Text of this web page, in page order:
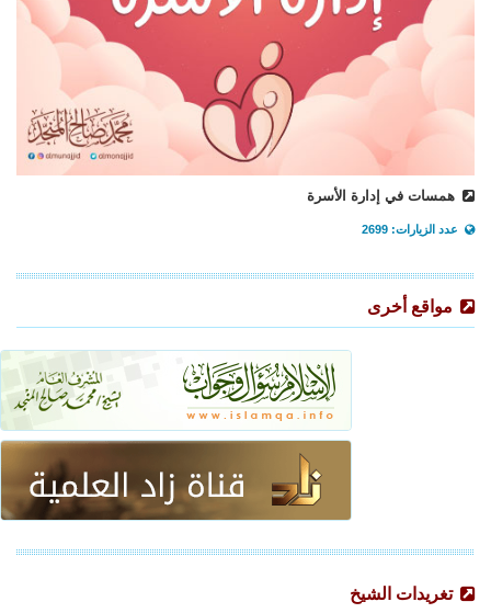
همسات في إدارة الأسرة
عدد الزيارات: 2699
مواقع أخرى
تغريدات الشيخ